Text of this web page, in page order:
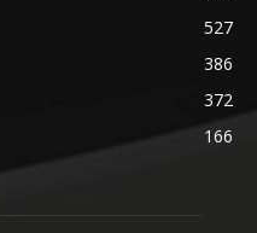
527
386
372
166